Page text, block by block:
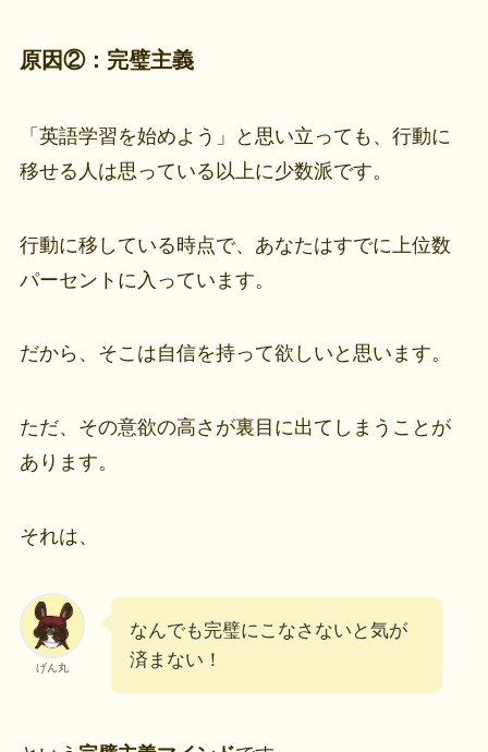
原因②：完璧主義
「英語学習を始めよう」と思い立っても、行動に
移せる人は思っている以上に少数派です。
行動に移している時点で、あなたはすでに上位数
パーセントに入っています。
だから、そこは自信を持って欲しいと思います。
ただ、その意欲の高さが裏目に出てしまうことが
あります。
それは、
げん丸
なんでも完璧にこなさないと気が
済まない！